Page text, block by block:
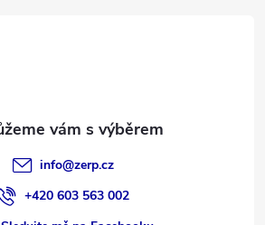
info@zerp.cz
+420 603 563 002